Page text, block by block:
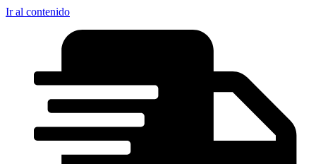
Ir al contenido